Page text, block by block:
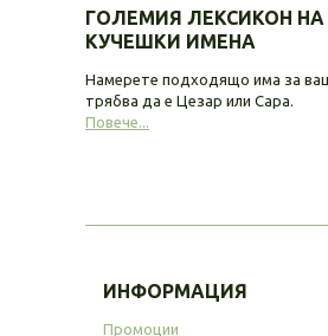
ГОЛЕМИЯ ЛЕКСИКОН
КУЧЕШКИ ИМЕНА
Намерете подходящо има за
трябва да е Цезар или Сара.
Повече...
ИНФОРМАЦИЯ
Промоции